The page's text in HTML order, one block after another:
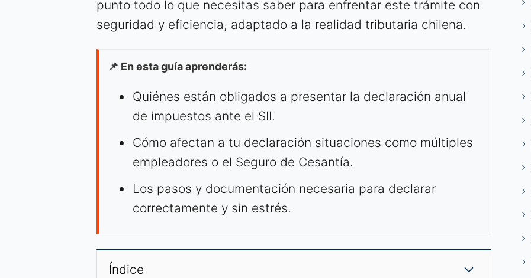
punto todo lo que necesitas saber para enfrentar este trámite con
seguridad y eficiencia, adaptado a la realidad tributaria chilena.
📌 En esta guía aprenderás:
Quiénes están obligados a presentar la declaración anual
de impuestos ante el SII.
Cómo afectan a tu declaración situaciones como múltiples
empleadores o el Seguro de Cesantía.
Los pasos y documentación necesaria para declarar
correctamente y sin estrés.
Índice